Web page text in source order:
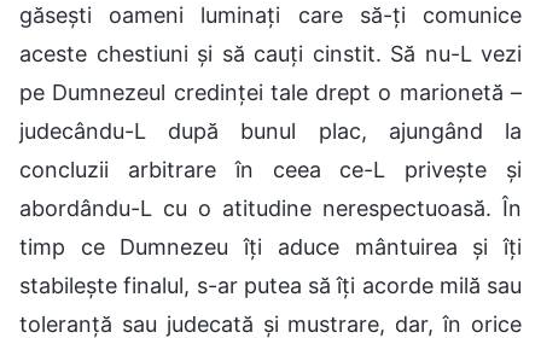
găsești oameni luminați care să-ți comunice
aceste chestiuni și să cauți cinstit. Să nu-L vezi
pe Dumnezeul credinței tale drept o marionetă –
judecându-L după bunul plac, ajungând la
concluzii arbitrare în ceea ce-L privește și
abordându-L cu o atitudine nerespectuoasă. În
timp ce Dumnezeu îți aduce mântuirea și îți
stabilește finalul, s-ar putea să îți acorde milă sau
toleranță sau judecată și mustrare, dar, în orice